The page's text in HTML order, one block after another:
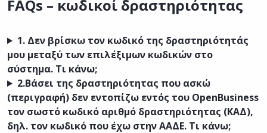
FAQs – κωδικοί δραστηριότητας
1. Δεν βρίσκω τον κωδικό της δραστηριότητάς
μου μεταξύ των επιλέξιμων κωδικών στο
σύστημα. Τι κάνω;
2.Βάσει της δραστηριότητας που ασκώ
(περιγραφή) δεν εντοπίζω εντός του OpenBusiness
τον σωστό κωδικό αριθμό δραστηριότητας (ΚΑΔ),
δηλ. τον κωδικό που έχω στην ΑΑΔΕ. Τι κάνω;